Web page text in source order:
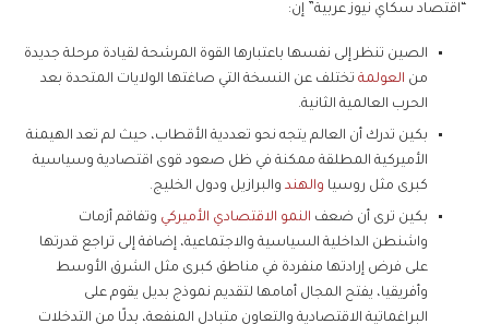
“اقتصاد سكاي نيوز عربية” إن:
الصين تنظر إلى نفسها باعتبارها القوة المرشحة لقيادة مرحلة جديدة
من العولمة تختلف عن النسخة التي صاغتها الولايات المتحدة بعد
الحرب العالمية الثانية.
بكين تدرك أن العالم يتجه نحو تعددية الأقطاب، حيث لم تعد الهيمنة
الأميركية المطلقة ممكنة في ظل صعود قوى اقتصادية وسياسية
كبرى مثل روسيا والهند والبرازيل ودول الخليج.
بكين ترى أن ضعف النمو الاقتصادي الأميركي وتفاقم أزمات
واشنطن الداخلية السياسية والاجتماعية، إضافة إلى تراجع قدرتها
على فرض إرادتها منفردة في مناطق كبرى مثل الشرق الأوسط
وأفريقيا، يفتح المجال أمامها لتقديم نموذج بديل يقوم على
البراغماتية الاقتصادية والتعاون متبادل المنفعة، بدلًا من التدخلات